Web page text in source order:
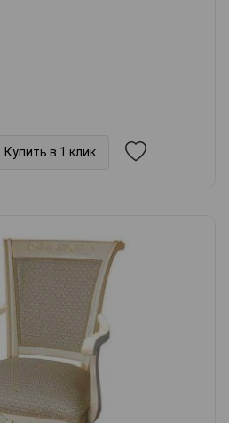
Купить в 1 клик